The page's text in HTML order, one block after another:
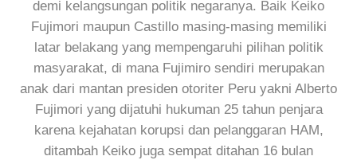
demi kelangsungan politik negaranya. Baik Keiko
Fujimori maupun Castillo masing-masing memiliki
latar belakang yang mempengaruhi pilihan politik
masyarakat, di mana Fujimiro sendiri merupakan
anak dari mantan presiden otoriter Peru yakni Alberto
Fujimori yang dijatuhi hukuman 25 tahun penjara
karena kejahatan korupsi dan pelanggaran HAM,
ditambah Keiko juga sempat ditahan 16 bulan